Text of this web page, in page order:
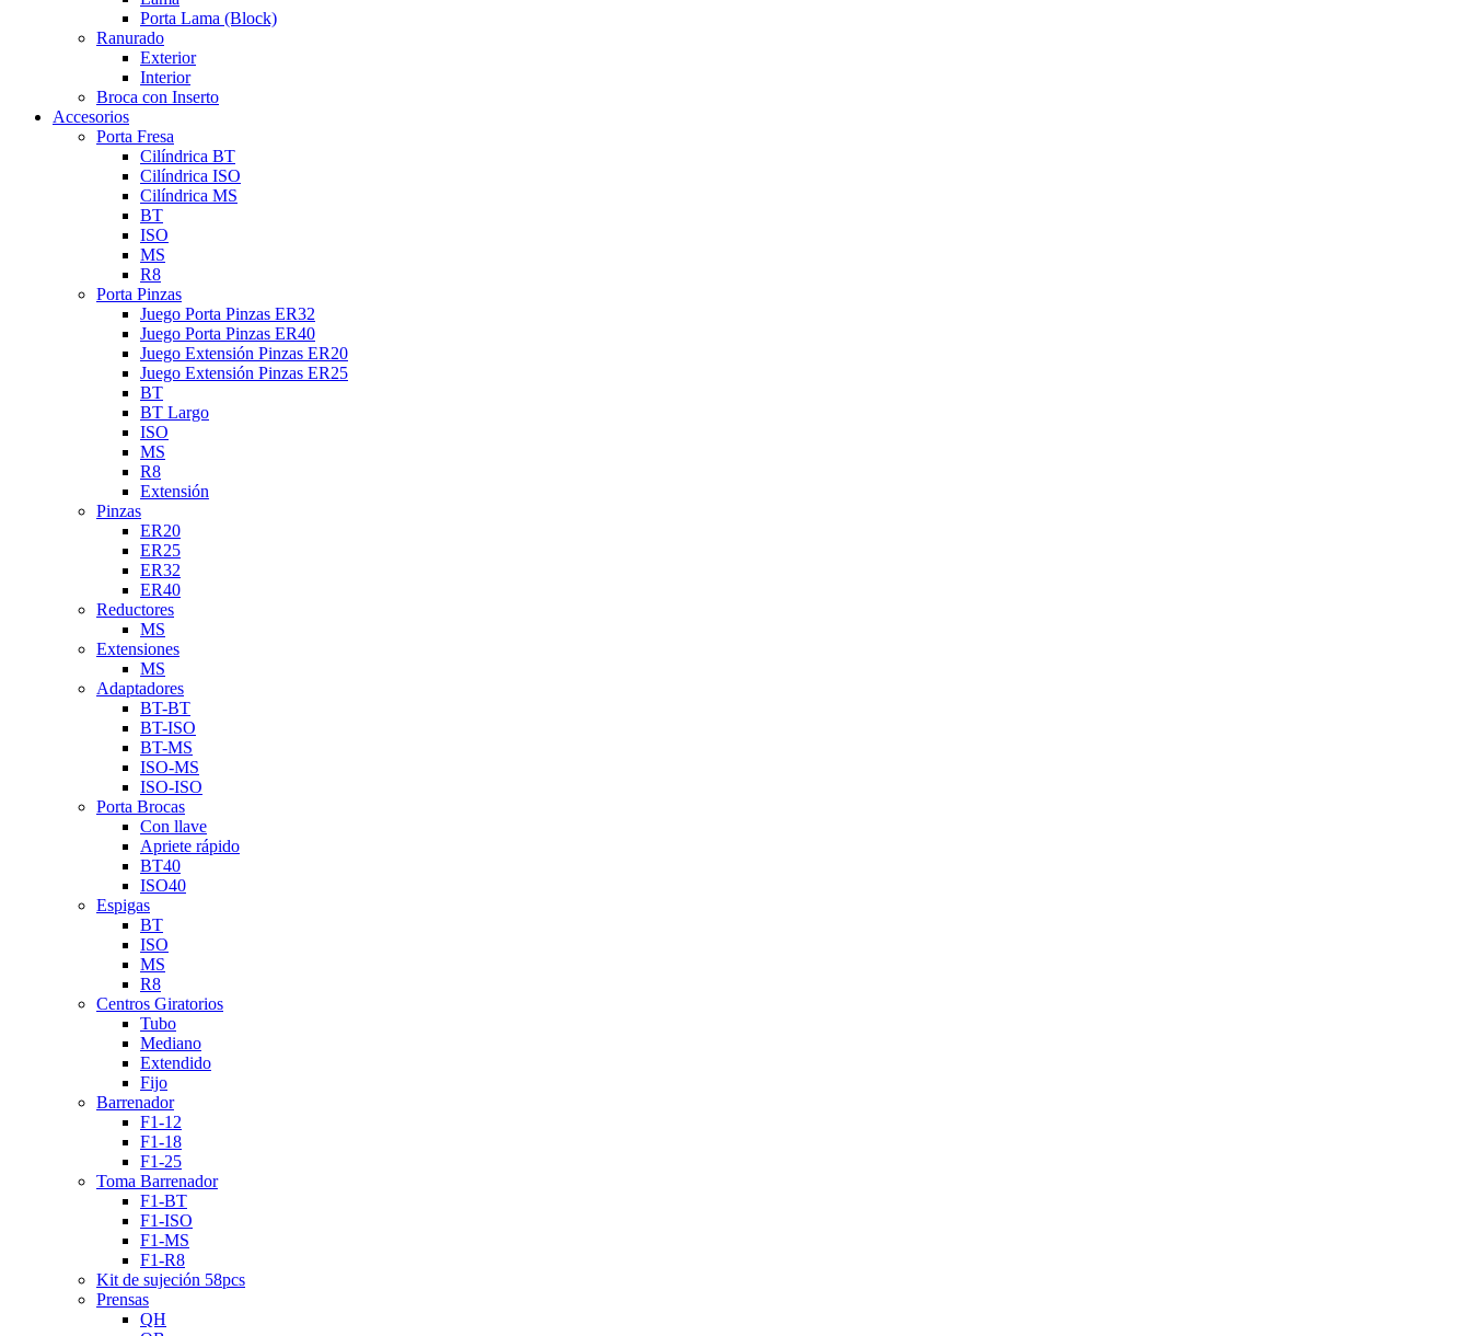
Porta Lama (Block)
Ranurado
Exterior
Interior
Broca con Inserto
Accesorios
Porta Fresa
Cilíndrica BT
Cilíndrica ISO
Cilíndrica MS
BT
ISO
MS
R8
Porta Pinzas
Juego Porta Pinzas ER32
Juego Porta Pinzas ER40
Juego Extensión Pinzas ER20
Juego Extensión Pinzas ER25
BT
BT Largo
ISO
MS
R8
Extensión
Pinzas
ER20
ER25
ER32
ER40
Reductores
MS
Extensiones
MS
Adaptadores
BT-BT
BT-ISO
BT-MS
ISO-MS
ISO-ISO
Porta Brocas
Con llave
Apriete rápido
BT40
ISO40
Espigas
BT
ISO
MS
R8
Centros Giratorios
Tubo
Mediano
Extendido
Fijo
Barrenador
F1-12
F1-18
F1-25
Toma Barrenador
F1-BT
F1-ISO
F1-MS
F1-R8
Kit de sujeción 58pcs
Prensas
QH